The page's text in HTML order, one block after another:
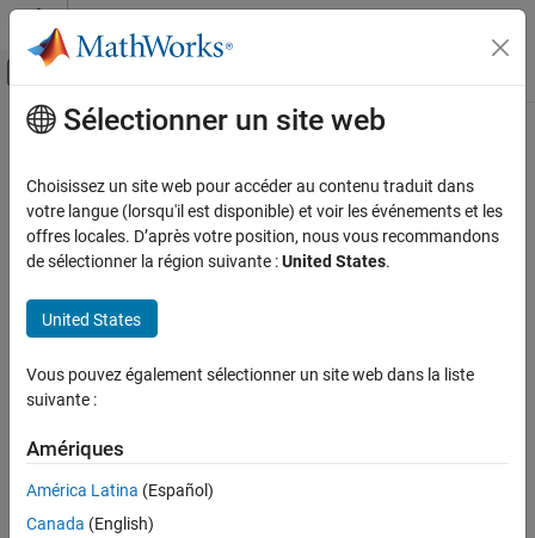
Passer au contenu
Activer/désactiver l'affichage du menu
Accueil de la documentation
Contenu principal
How useful was this information?
Sélectionner un site web
Choisissez un site web pour accéder au contenu traduit dans
votre langue (lorsqu'il est disponible) et voir les événements et les
offres locales. D’après votre position, nous vous recommandons
de sélectionner la région suivante :United States.
United States
Vous pouvez également sélectionner un site web dans la liste
suivante :
Amériques
América Latina (Español)
Canada (English)